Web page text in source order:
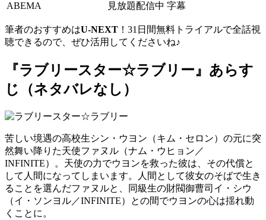
ABEMA
見放題配信中 字幕
筆者のおすすめはU-NEXT ！31日間無料トライアルで全話視
聴できるので、ぜひ活用してくださいね♪
『ラブリースター☆ラブリー』あらす
じ（ネタバレなし）
苦しい境遇の高校生シン・ウヨン（キム・セロン）の元に突
然舞い降りた天使ファヌル（ナム・ウヒョン／
INFINITE）。天使の力でウヨンを救った彼は、その代償と
して人間になってしまいます。人間として彼女のそばで生き
ることを選んだファヌルと、同級生の財閥御曹司イ・シウ
（イ・ソンヨル／INFINITE）との間でウヨンの心は揺れ動
くことに。